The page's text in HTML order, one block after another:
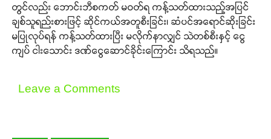
တွင်လည်း ဘောင်းဘီစကတ် မဝတ်ရ ကန့်သတ်ထားသည့်အပြင်
ချစ်သူရည်းစားဖြင့် ဆိုင်ကယ်အတူစီးခြင်း၊ ဆံပင်အရောင်ဆိုးခြင်း
မပြုလုပ်ရန် ကန့်သတ်ထားပြီး မလိုက်နာလျှင် သဲတစ်စီးနှင့် ငွေ
ကျပ် ငါးသောင်း ဒဏ်ငွေဆောင်ခိုင်းကြောင်း သိရသည်။
Leave a Comments